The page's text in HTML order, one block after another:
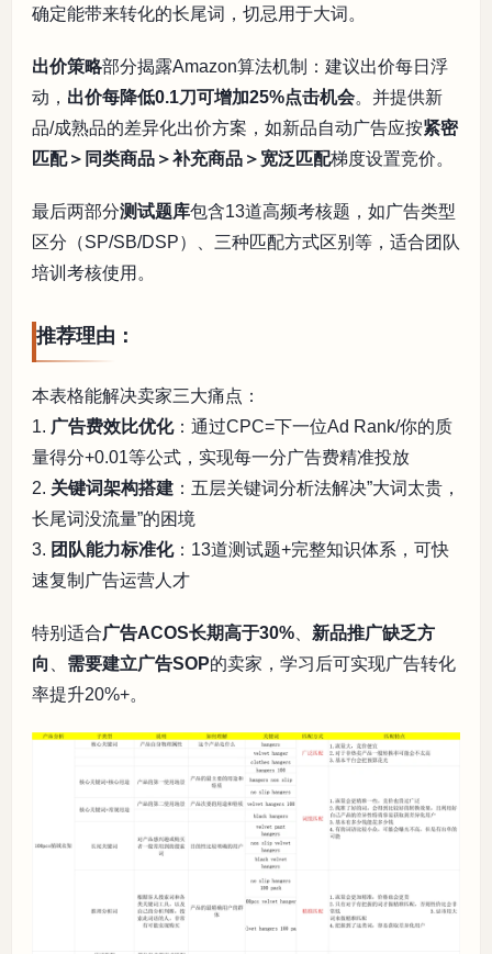
确定能带来转化的长尾词，切忌用于大词。
出价策略部分揭露Amazon算法机制：建议出价每日浮
动， 出价每降低0.1刀可增加25%点击机会。并提供新
品/成熟品的差异化出价方案，如新品自动广告应按紧密
匹配＞同类商品＞补充商品＞宽泛匹配梯度设置竞价。
最后两部分测试题库包含13道高频考核题，如广告类型
区分（SP/SB/DSP）、三种匹配方式区别等，适合团队
培训考核使用。
推荐理由：
本表格能解决卖家三大痛点：
1. 广告费效比优化：通过CPC=下一位Ad Rank/你的质
量得分+0.01等公式，实现每一分广告费精准投放
2. 关键词架构搭建 ：五层关键词分析法解决”大词太贵，
长尾词没流量”的困境
3. 团队能力标准化：13道测试题+完整知识体系，可快
速复制广告运营人才
特别适合广告ACOS长期高于30%
新品推广缺乏方
向
需要建立广告SOP的卖家，学习后可实现广告转化
率提升20%+。